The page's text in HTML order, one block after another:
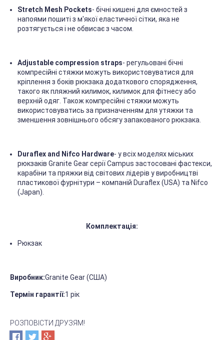
Stretch Mesh Pockets- бічні кишені для ємностей з
напоями пошиті з м'якої еластичної сітки, яка не
розтягується і не обвисає з часом.
Adjustable compression straps- регульовані бічні
компресійні стяжки можуть використовуватися для
кріплення з боків рюкзака додаткового спорядження,
такого як пляжний килимок, килимок для фітнесу або
верхній одяг. Також компресійні стяжки можуть
використовуватись за призначенням для утяжки та
зменшення зовнішнього обсягу запакованого рюкзака.
Duraflex and Nifco Hardware- у всіх моделях міських
рюкзаків Granite Gear серії Campus застосовані фастекси,
карабіни та пряжки від світових лідерів у виробництві
пластикової фурнітури – компаній Duraflex (USA) та Nifco
(Japan).
Комплектація:
Рюкзак
Виробник:Granite Gear (США)
Термін гарантії:1 рік
РОЗПОВІСТИ ДРУЗЯМ!